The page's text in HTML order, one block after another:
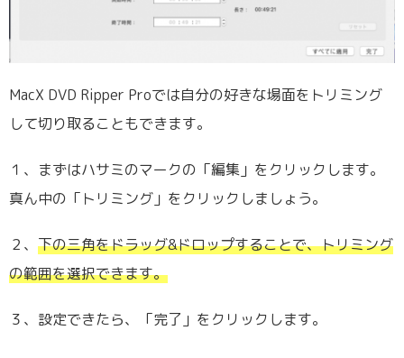
MacX DVD Ripper Proでは自分の好きな場面をトリミング
して切り取ることもできます。
１、まずはハサミのマークの「編集」をクリックします。
真ん中の「トリミング」をクリックしましょう。
２、 下の三角をドラッグ&ドロップすることで、トリミング
の範囲を選択できます。
３、設定できたら、「完了」をクリックします。